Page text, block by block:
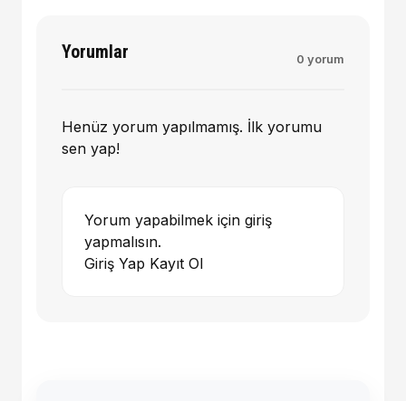
Yorumlar 0 yorum
Henüz yorum yapılmamış. İlk yorumu
sen yap!
Yorum yapabilmek için giriş
yapmalısın.
Giriş Yap Kayıt Ol